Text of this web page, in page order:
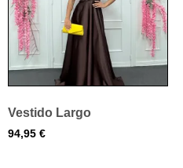
Vestido Largo
94,95 €